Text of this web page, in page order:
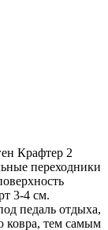
Крафтер 2
переходники
3-4 см.
педаль отдыха,
ковра, тем самым